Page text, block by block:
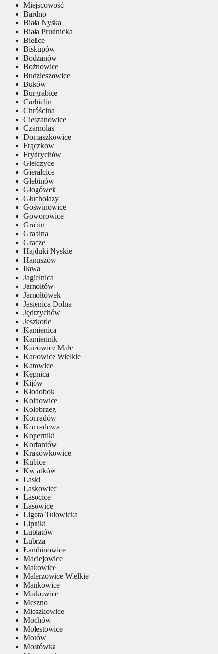
Miejscowość
Bardno
Biała Nyska
Biała Prudnicka
Bielice
Biskupów
Bodzanów
Bożnowice
Budzieszowice
Buków
Burgrabice
Carbielin
Chróścina
Cieszanowice
Czarnolas
Domaszkowice
Frączków
Frydrychów
Giełczyce
Gierałcice
Głebinów
Głogówek
Głuchołazy
Goświnowice
Goworowice
Grabin
Grabina
Gracze
Hajduki Nyskie
Hanuszów
Iława
Jagielnica
Jarnołtów
Jarnołtówek
Jasienica Dolna
Jędrzychów
Jeszkotle
Kamienica
Kamiennik
Karłowice Małe
Karłowice Wielkie
Katowice
Kępnica
Kijów
Kłodobok
Kolnowice
Kołobrzeg
Konradów
Konradowa
Koperniki
Korfantów
Krakówkowice
Kubice
Kwiatków
Laski
Laskowiec
Lasocice
Lasowice
Ligota Tułowicka
Lipniki
Lubiatów
Lubrza
Łambinowice
Maciejowice
Makowice
Malerzowice Wielkie
Mańkowice
Markowice
Meszno
Mieszkowice
Mochów
Molestowice
Morów
Mostówka